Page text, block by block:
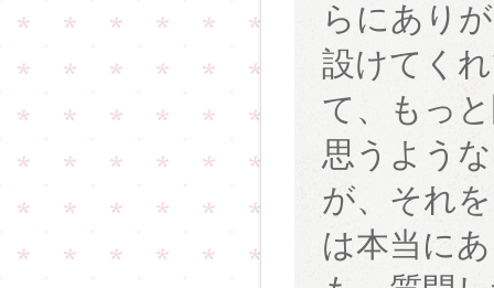
らにあり
設けてく
て、もっ
思うよう
が、それ
は本当に